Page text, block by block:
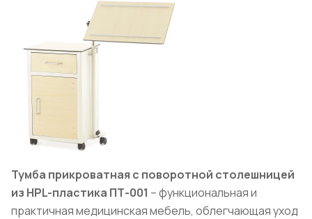
Тумба прикроватная с поворотной столешницей
из HPL-пластика ПТ-001 – функциональная и
практичная медицинская мебель, облегчающая уход